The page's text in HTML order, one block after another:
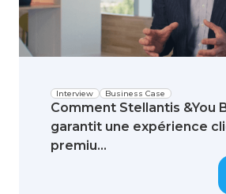
Business Case
Interview
Comment Stellantis &You
garantit une expérience
premiu...